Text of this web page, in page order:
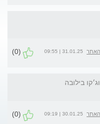
31.01.25 | 09:55
(0)
30.01.25 | 09:19
(0)